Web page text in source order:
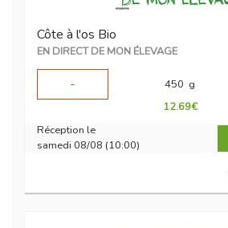
Côte à l'os Bio
EN DIRECT DE MON ÉLEVAGE
-
450 g
12.69€
Réception le
samedi 08/08 (10:00)